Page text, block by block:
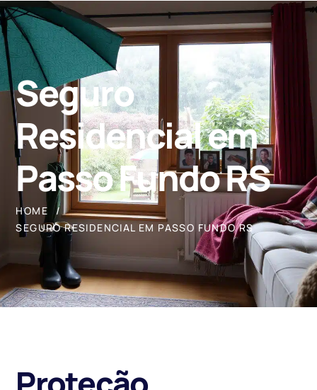
Seguro
Residencial em
Passo Fundo RS
HOME
SEGURO RESIDENCIAL EM PASSO FUNDO RS